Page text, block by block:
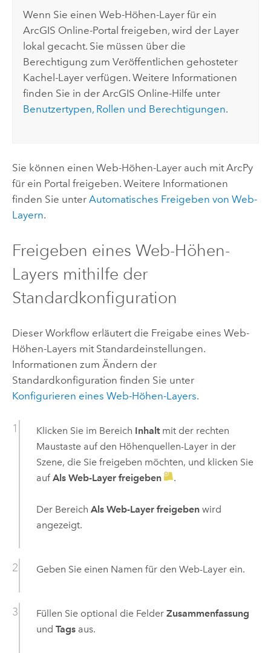
Wenn Sie einen Web-Höhen-Layer für ein
ArcGIS Online-Portal freigeben, wird der Layer
lokal gecacht. Sie müssen über die
Berechtigung zum Veröffentlichen gehosteter
Kachel-Layer verfügen. Weitere Informationen
finden Sie in derArcGIS Online-Hilfe unter
Benutzertypen, Rollen und Berechtigungen.
Sie können einen Web-Höhen-Layer auch mit ArcPy
für ein Portal freigeben. Weitere Informationen
finden Sie unter Automatisches Freigeben von Web-
Layern.
Freigeben eines Web-Höhen-
Layers mithilfe der
Standardkonfiguration
Dieser Workflow erläutert die Freigabe eines Web-
Höhen-Layers mit Standardeinstellungen.
Informationen zum Ändern der
Standardkonfiguration finden Sie unter
Konfigurieren eines Web-Höhen-Layers.
Klicken Sie im Bereich Inhaltmit der rechten
Maustaste auf den Höhenquellen-Layer in der
Szene, die Sie freigeben möchten, und klicken Sie
auf Als Web-Layer freigeben .
Der Bereich Als Web-Layer freigebenwird
angezeigt.
Geben Sie einen Namen für den Web-Layer ein.
Füllen Sie optional die Felder Zusammenfassung
und Tagsaus.